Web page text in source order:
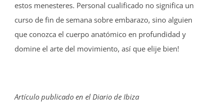
estos menesteres. Personal cualificado no significa un
curso de fin de semana sobre embarazo, sino alguien
que conozca el cuerpo anatómico en profundidad y
domine el arte del movimiento, así que elije bien!
Artículo publicado en el Diario de Ibiza